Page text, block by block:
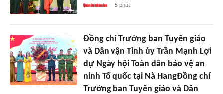
5 phút
Đồng chí Trưởng ban Tuyên giáo
và Dân vận Tỉnh ủy Trần Mạnh Lợi
dự Ngày hội Toàn dân bảo vệ an
ninh Tổ quốc tại Nà HangĐồng chí
Trưởng ban Tuyên giáo và Dân